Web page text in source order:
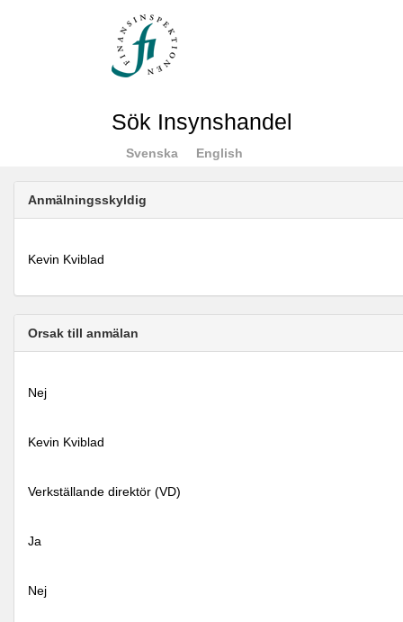
Sök Insynshandel
Svenska English
Anmälningsskyldig
Kevin Kviblad
Orsak till anmälan
Nej
Kevin Kviblad
Verkställande direktör (VD)
Ja
Nej